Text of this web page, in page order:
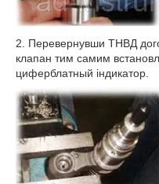
2. Перевернувши ТНВД
клапан тим самим
циферблатный індикатор.